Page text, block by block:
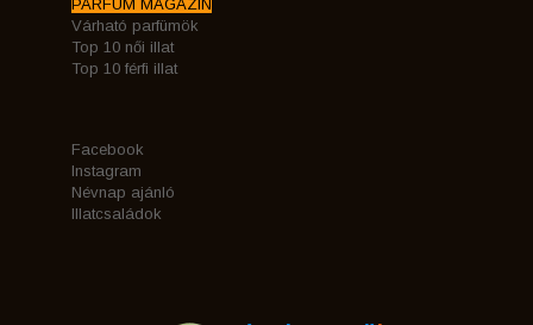
PARFÜM MAGAZIN
Várható parfümök
Top 10 női illat
Top 10 férfi illat
Facebook
Instagram
Névnap ajánló
Illatcsaládok